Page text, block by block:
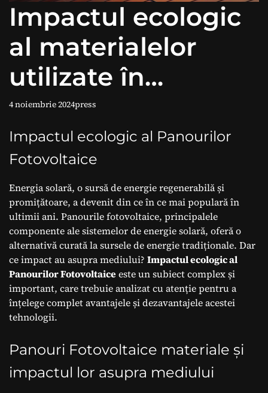
Impactul ecologic
al materialelor
utilizate în
Panourile
Fotovoltaice
4 noiembrie 2024press
Impactul ecologic al Panourilor
Fotovoltaice
Energia solară, o sursă de energie regenerabilă și
promițătoare, a devenit din ce în ce mai populară în
ultimii ani. Panourile fotovoltaice, principalele
componente ale sistemelor de energie solară, oferă o
alternativă curată la sursele de energie tradiționale. Dar
ce impact au asupra mediului? Impactul ecologic al
Panourilor Fotovoltaiceeste un subiect complex și
important, care trebuie analizat cu atenție pentru a
înțelege complet avantajele și dezavantajele acestei
tehnologii.
Panouri Fotovoltaice materiale și
impactul lor asupra mediului